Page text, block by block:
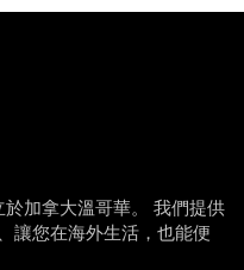
加拿大溫哥華。 我們提供
讓您在海外生活，也能便